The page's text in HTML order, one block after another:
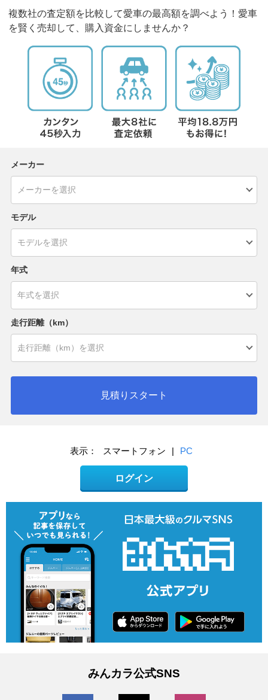
複数社の査定額を比較して愛車の最高額を調べよう！愛車
を賢く売却して、購入資金にしませんか？
メーカー
モデル
年式
走行距離（km）
見積りスタート
表示： スマートフォン | PC
ログイン
みんカラ公式SNS